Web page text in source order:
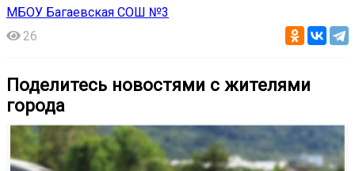
МБОУ Багаевская СОШ №3
26
Поделитесь новостями с жителями
города